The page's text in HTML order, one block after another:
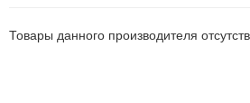
Товары данного производителя